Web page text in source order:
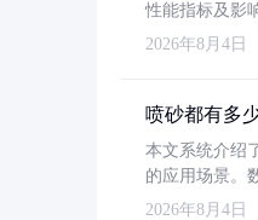
性能指标及影
2026年8月4日
喷砂都有多
本文系统介绍
的应用场景。
2026年8月4日